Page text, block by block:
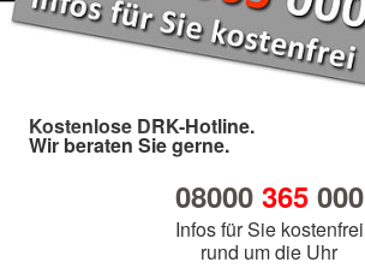
Kostenlose DRK-Hotline.
Wir beraten Sie gerne.
08000 365000
Infos für Sie kostenfrei
rund um die Uhr